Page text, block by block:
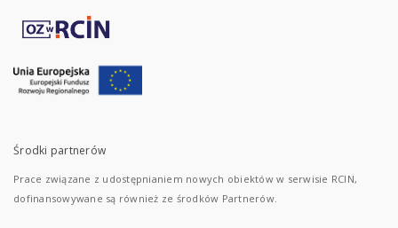
Środki partnerów
Prace związane z udostępnianiem nowych obiektów w serwisie RCIN,
dofinansowywane są również ze środków Partnerów.